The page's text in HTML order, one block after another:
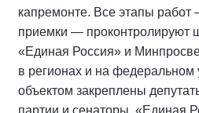
капремонте. Все этапы работ
приемки — проконтролируют
«Единая Россия» и
в регионах и на
объектом закреплены
партии и сенаторы. «Единая